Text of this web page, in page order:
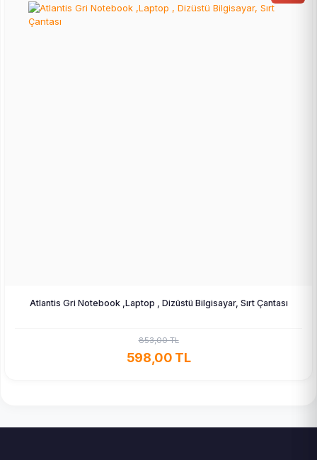
Atlantis Gri Notebook ,Laptop , Dizüstü Bilgisayar, Sırt Çantası
853,00 TL
598,00 TL